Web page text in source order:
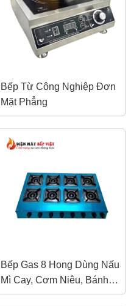
Bếp Từ Công Nghiệp Đơn
Mặt Phẳng
Bếp Gas 8 Họng Dùng Nấu
Mì Cay, Cơm Niêu, Bánh
Xèo